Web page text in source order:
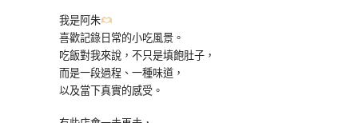
我是阿朱
喜歡記錄日常的小吃風景。
吃飯對我來說，不只是填飽肚子，
而是一段過程、一種味道，
以及當下真實的感受。